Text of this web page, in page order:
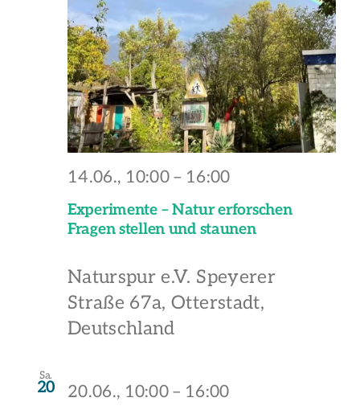
Experimente – Natur erforschen
Fragen stellen und staunen
14.06., 10:00 – 16:00
Naturspur e.V. Speyerer
Straße 67a, Otterstadt,
Deutschland
Sa.
20 20.06., 10:00 – 16:00